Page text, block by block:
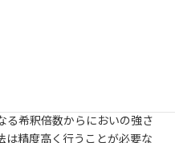
る希釈倍数からにおいの強さ
は精度高く行うことが必要な